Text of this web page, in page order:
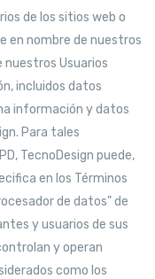
de los sitios web o
en nombre de nuestros
nuestros Usuarios
incluidos datos
información y datos
Para tales
TecnoDesign puede,
en los Términos
de datos" de
y usuarios de sus
y operan
como los